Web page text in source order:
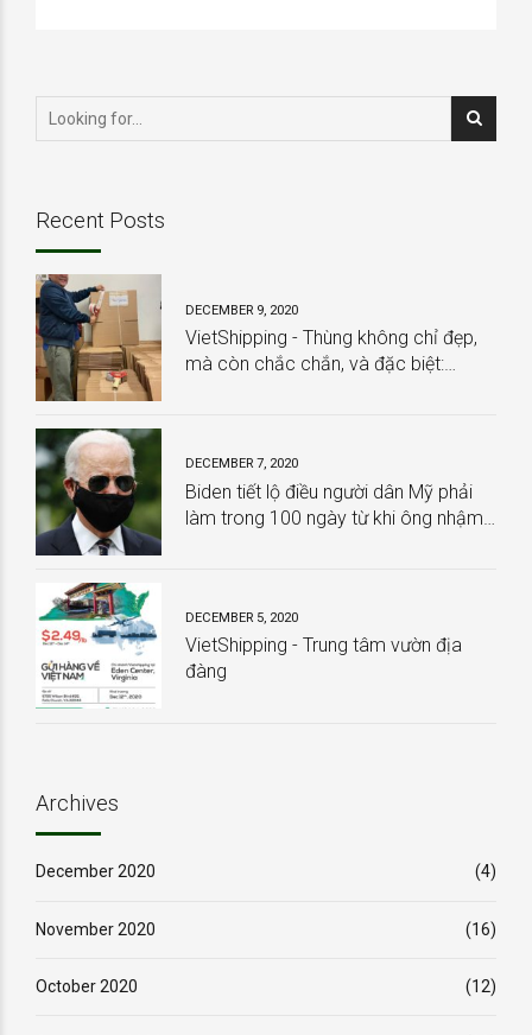
Recent Posts
DECEMBER 9, 2020
VietShipping - Thùng không chỉ đẹp,
mà còn chắc chắn, và đặc biệt:
DECEMBER 7, 2020
Biden tiết lộ điều người dân Mỹ phải
làm trong 100 ngày từ khi ông nhậm
DECEMBER 5, 2020
VietShipping - Trung tâm vườn địa
đàng
Archives
December 2020 (4)
November 2020 (16)
October 2020 (12)